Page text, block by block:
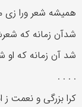
همیشه شعر ورا زی
شدآن زمانه که
شد آن زمانه که او
. . . .
کرا بزرگی و نعمت